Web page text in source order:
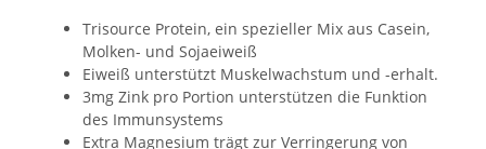
Trisource Protein, ein spezieller Mix aus Casein,
Molken- und Sojaeiweiß
Eiweiß unterstützt Muskelwachstum und -erhalt.
3mg Zink pro Portion unterstützen die Funktion
des Immunsystems
Extra Magnesium trägt zur Verringerung von